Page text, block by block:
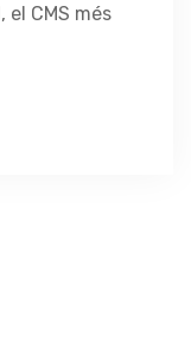
el CMS més